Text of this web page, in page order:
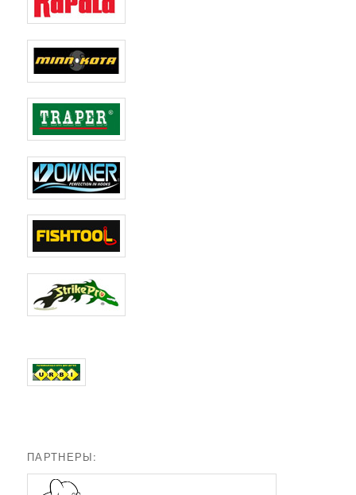
ПАРТНЕРЫ: